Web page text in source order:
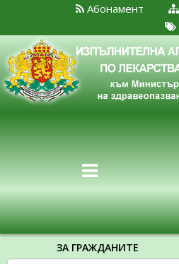
Абонамент
ЗА ГРАЖДАНИТЕ